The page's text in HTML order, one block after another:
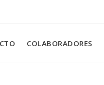
COLABORADORES